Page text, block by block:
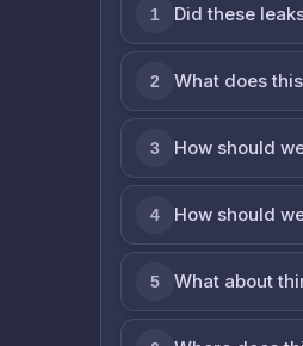
1 Did these
2 What does
3 How should
4 How should
5 What about